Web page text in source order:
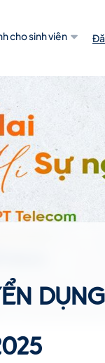
cho sinh viên
DỤNG